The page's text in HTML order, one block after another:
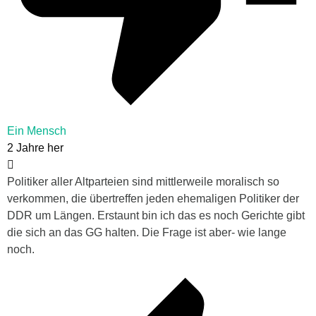
Ein Mensch
2 Jahre her
Politiker aller Altparteien sind mittlerweile moralisch so
verkommen, die übertreffen jeden ehemaligen Politiker der
DDR um Längen. Erstaunt bin ich das es noch Gerichte gibt
die sich an das GG halten. Die Frage ist aber- wie lange
noch.